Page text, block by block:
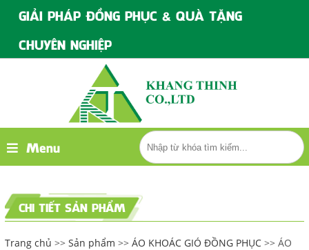
GIẢI PHÁP ĐỒNG PHỤC & QUÀ TẶNG
CHUYÊN NGHIỆP
Menu
CHI TIẾT SẢN PHẨM
Trang chủ >> Sản phẩm >> ÁO KHOÁC GIÓ ĐỒNG PHỤC>> ÁO